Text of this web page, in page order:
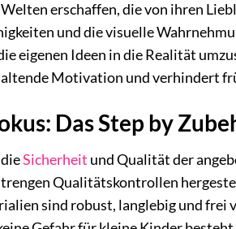
erschaffen, die von ihren
und die visuelle
eigenen Ideen in die Realität
Motivation und verhindert
Das Step by
dieSicherheit und Qualität der
Qualitätskontrollen
sind robust, langlebig und frei